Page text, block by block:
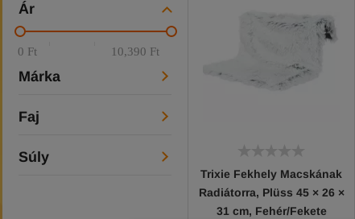
Ár
0 Ft 10,390 Ft
Márka
Faj
Súly
Trixie Fekhely Macskának
Radiátorra, Plüss 45 × 26 ×
31 cm, Fehér/Fekete